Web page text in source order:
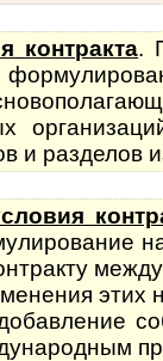
контракта.
и разделов
этих